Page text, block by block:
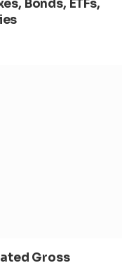
Bonds, ETFs,
Gross